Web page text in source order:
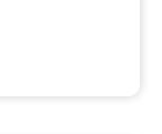
いて